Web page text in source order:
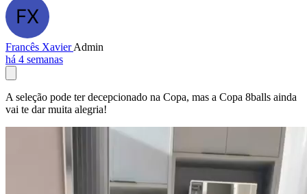
Francês XavierAdmin
há 4 semanas
A seleção pode ter decepcionado na Copa, mas a Copa 8balls ainda
vai te dar muita alegria!